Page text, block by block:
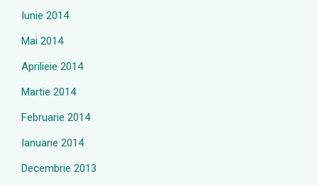
Iunie 2014
Mai 2014
Aprilieie 2014
Martie 2014
Februarie 2014
Ianuarie 2014
Decembrie 2013